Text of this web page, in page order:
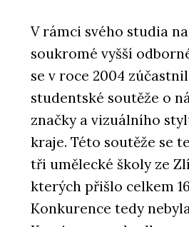
V rámci svého studia
soukromé vyšší
se v roce 2004
studentské soutěže o
značky a vizuálního
kraje. Této soutěže se
tři umělecké školy ze
kterých přišlo celkem
Konkurence tedy